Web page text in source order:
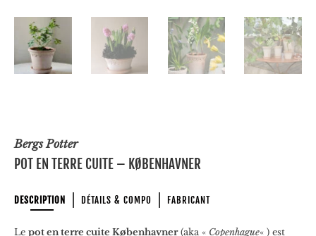
Bergs Potter
POT EN TERRE CUITE – KØBENHAVNER
DESCRIPTION DÉTAILS & COMPO FABRICANT
Le pot en terre cuite Københavner(aka « Copenhague« ) est